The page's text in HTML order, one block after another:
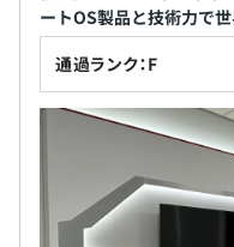
ートOS製品と技術力で
通過ランク：F